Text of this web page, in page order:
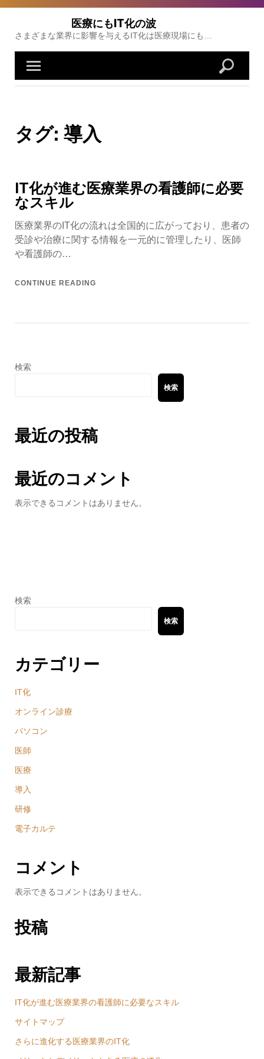
Skip
content
医療にもIT化の波
さまざまな業界に影響を与えるIT化は医療現場にも…
タグ: 導入
IT化が進む医療業界の看護師に必要
なスキル
医療業界のIT化の流れは全国的に広がっており、患者の
受診や治療に関する情報を一元的に管理したり、医師
や看護師の…
CONTINUE READING
検索
検索
最近の投稿
最近のコメント
表示できるコメントはありません。
検索
検索
カテゴリー
IT化
オンライン診療
パソコン
医師
医療
導入
研修
電子カルテ
コメント
表示できるコメントはありません。
投稿
最新記事
IT化が進む医療業界の看護師に必要なスキル
サイトマップ
さらに進化する医療業界のIT化